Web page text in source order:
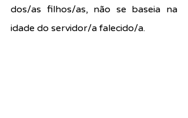
dos/as filhos/as, não se baseia na
idade do servidor/a falecido/a.